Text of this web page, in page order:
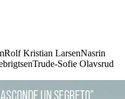
Rolf Kristian LarsenNasrin
Trude-Sofie Olavsrud